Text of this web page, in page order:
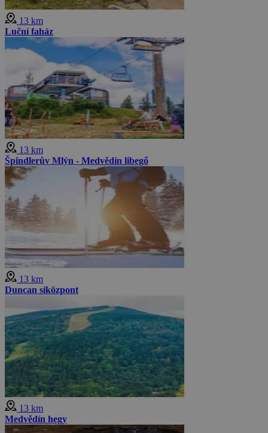
13 km
Luční faház
13 km
Špindlerův Mlýn - Medvědín libegő
13 km
Duncan síközpont
13 km
Medvědín hegy